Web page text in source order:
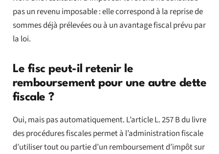
pas un revenu imposable : elle correspond à la reprise de
sommes déjà prélevées ou à un avantage fiscal prévu par
la loi.
Le fisc peut-il retenir le
remboursement pour une autre dette
fiscale ?
Oui, mais pas automatiquement. L’article L. 257 B du livre
des procédures fiscales permet à l’administration fiscale
d’utiliser tout ou partie d’un remboursement d’impôt sur